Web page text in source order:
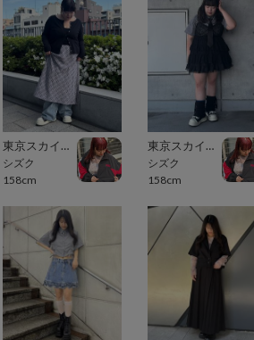
東京スカイツリータウン・ソラマチ
シズク
158cm
東京スカイツリータウン・ソラマチ
シズク
158cm